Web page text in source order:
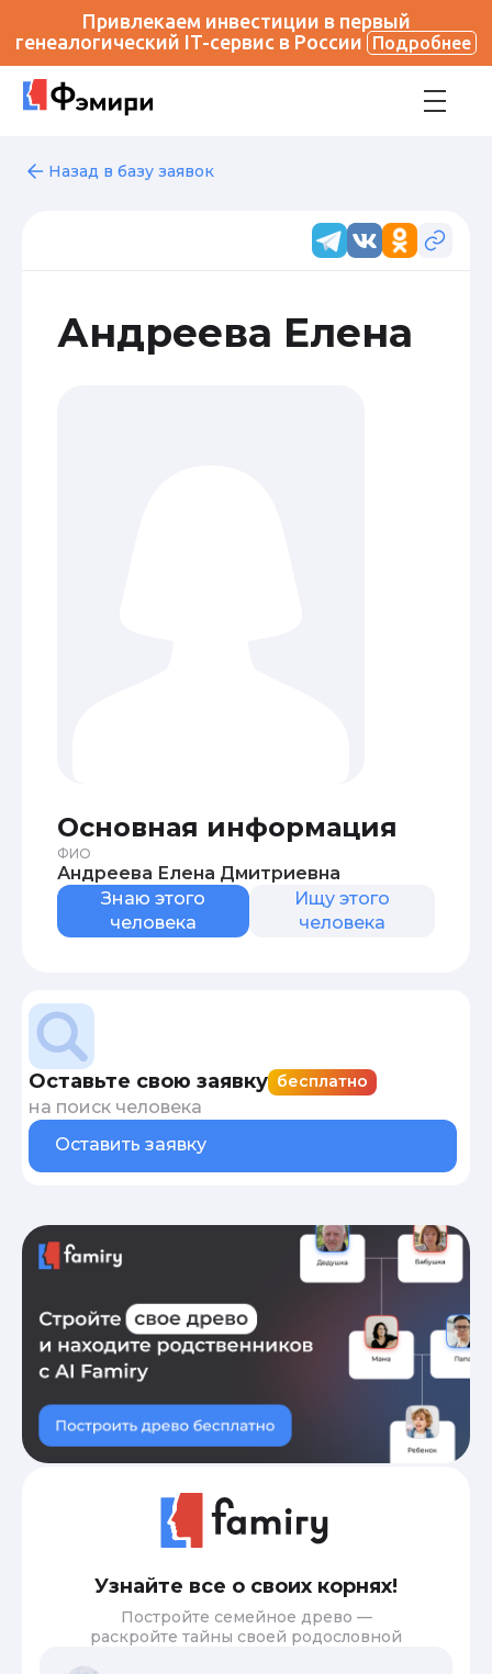
Привлекаем инвестиции в первый
генеалогический IT-сервис в России
Подробнее
Назад в базу заявок
Андреева Елена
Основная информация
ФИО
Андреева Елена Дмитриевна
Знаю этого
человека
Ищу этого
человека
Оставьте свою заявку бесплатно
на поиск человека
Оставить заявку
Узнайте все о своих корнях!
Постройте семейное древо —
раскройте тайны своей родословной